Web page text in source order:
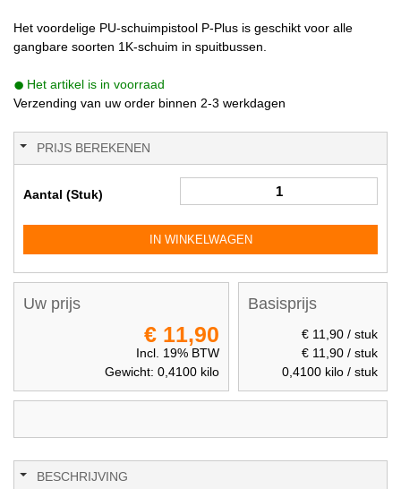
Het voordelige PU-schuimpistool P-Plus is geschikt voor alle
gangbare soorten 1K-schuim in spuitbussen.
Het artikel is in voorraad
Verzending van uw order binnen 2-3 werkdagen
PRIJS BEREKENEN
Aantal (Stuk)
IN WINKELWAGEN
Basisprijs
€ 11,90/ stuk
€ 11,90/ stuk
0,4100 kilo / stuk
Uw prijs
€ 11,90
Incl. 19% BTW
Gewicht: 0,4100kilo
BESCHRIJVING